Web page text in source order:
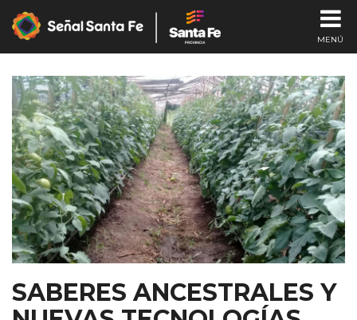
MENÚ
SABERES ANCESTRALES Y